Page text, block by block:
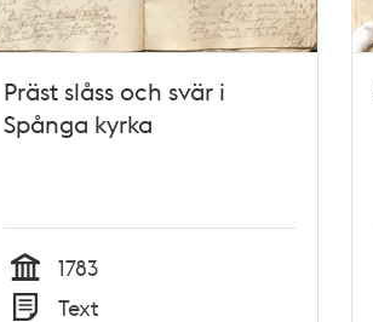
Präst slåss och svär i
Spånga kyrka
Tid
1783
Text